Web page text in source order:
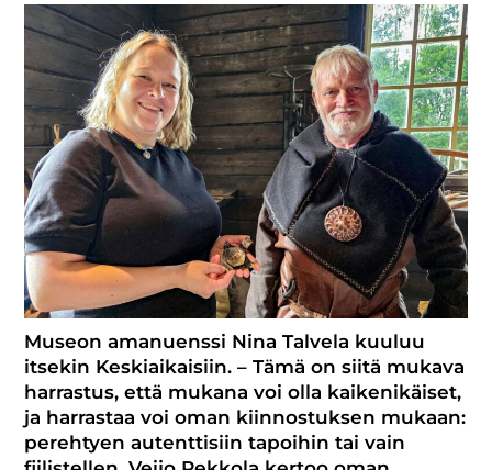
Museon amanuenssi Nina Talvela kuuluu
itsekin Keskiaikaisiin. – Tämä on siitä mukava
harrastus, että mukana voi olla kaikenikäiset,
ja harrastaa voi oman kiinnostuksen mukaan:
perehtyen autenttisiin tapoihin tai vain